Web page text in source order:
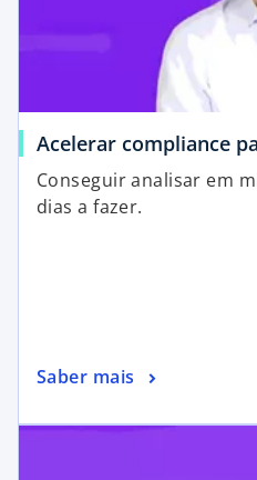
Acelerar compliance
Conseguir analisar em
dias a fazer.
Saber mais